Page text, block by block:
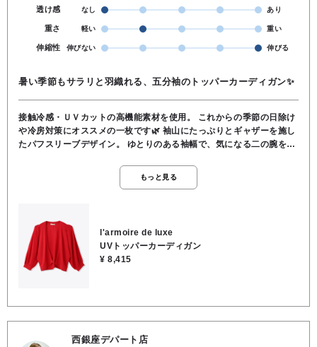
透け感 なし あり
重さ 軽い 重い
伸縮性 伸びない 伸びる
暑い季節もサラリと羽織れる、五分袖のトッパーカーディガン✨️
接触冷感・ＵＶカットの高機能素材を使用。 これからの季節の日除け
や冷房対策にオススメの一枚です🌿 ​袖山にたっぷりとギャザーを施し
たパフスリーブデザイン。 ゆとりのある袖幅で、気になる二の腕をふ
たライン。 短めの丈感なので、ワンピースとの相性も抜群です☆ 衿付
きブラウスやボウタイなど、首周りにボリュームのあるアイテムにも
ヨン80％、ナイロン20％
もっと見る
l'armoire de luxe
UVトッパーカーディガン
¥ 8,415
西銀座デパート店